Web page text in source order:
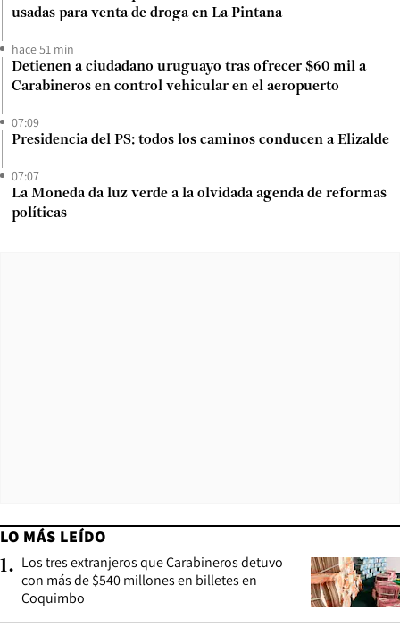
usadas para venta de droga en La Pintana
hace 51 min
Detienen a ciudadano uruguayo tras ofrecer $60 mil a
Carabineros en control vehicular en el aeropuerto
07:09
Presidencia del PS: todos los caminos conducen a Elizalde
07:07
La Moneda da luz verde a la olvidada agenda de reformas
políticas
LO MÁS LEÍDO
1. Los tres extranjeros que Carabineros detuvo
con más de $540 millones en billetes en
Coquimbo